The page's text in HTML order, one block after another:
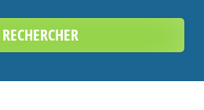
RECHERCHER